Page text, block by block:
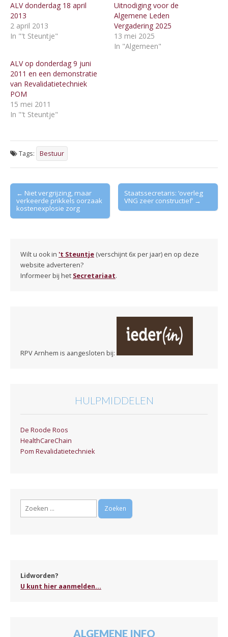
ALV donderdag 18 april
2013
2 april 2013
In "'t Steuntje"
Uitnodiging voor de
Algemene Leden
Vergadering 2025
13 mei 2025
In "Algemeen"
ALV op donderdag 9 juni
2011 en een demonstratie
van Revalidatietechniek
POM
15 mei 2011
In "'t Steuntje"
Tags: Bestuur
Post
navigation
← Niet vergrijzing, maar
verkeerde prikkels oorzaak
kostenexplosie zorg
Staatssecretaris: ‘overleg
VNG zeer constructief’ →
Wilt u ook in 't Steuntje (verschijnt 6x per jaar) en op deze
website adverteren?
Informeer bij het Secretariaat.
RPV Arnhem is aangesloten bij:
HULPMIDDELEN
De Roode Roos
HealthCareChain
Pom Revalidatietechniek
Zoeken
Lidworden?
U kunt hier aanmelden...
ALGEMENE INFO